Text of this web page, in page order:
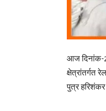
आज दिनांक-
क्षेत्रांतर्गत
पुत्र